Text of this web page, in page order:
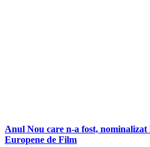
Anul Nou care n-a fost, nominalizat
Europene de Film